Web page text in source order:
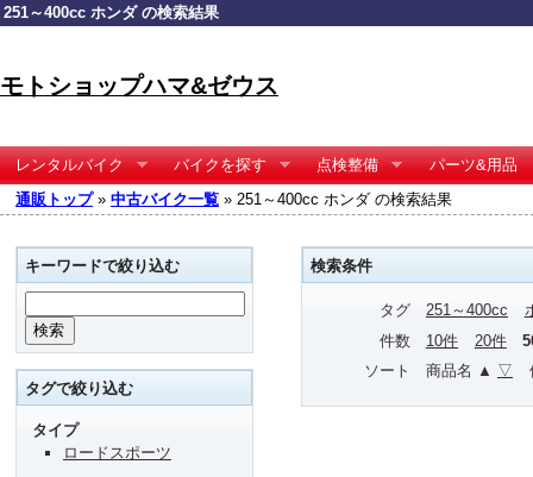
251～400cc ホンダ の検索結果
モトショップハマ&ゼウス
レンタルバイク バイクを探す 点検整備
パーツ&用品
通販トップ» 中古バイク一覧 » 251～400cc ホンダ の検索結果
検索条件
タグ 251～400cc
件数
10件 20件
ソート
商品名 ▲ ▽
キーワードで絞り込む
タグで絞り込む
タイプ
ロードスポーツ